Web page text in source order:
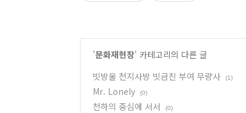
'문화재현장' 카테고리의 다른 글
빗방울 천지사방 빗금친 부여 무량사
(1)
Mr. Lonely (0)
천하의 중심에 서서 (0)